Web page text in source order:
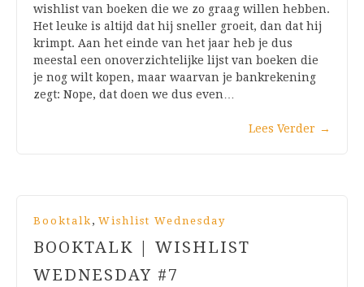
wishlist van boeken die we zo graag willen hebben.
Het leuke is altijd dat hij sneller groeit, dan dat hij
krimpt. Aan het einde van het jaar heb je dus
meestal een onoverzichtelijke lijst van boeken die
je nog wilt kopen, maar waarvan je bankrekening
zegt: Nope, dat doen we dus even…
Lees Verder →
Booktalk , Wishlist Wednesday
BOOKTALK | WISHLIST
WEDNESDAY #7